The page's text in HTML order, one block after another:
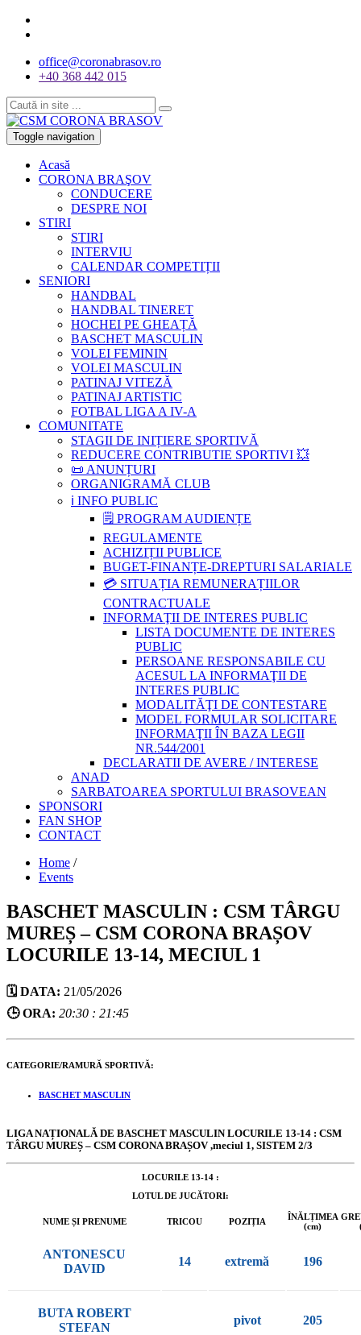
office@coronabrasov.ro
+40 368 442 015
Toggle navigation
Acasă
CORONA BRAŞOV
CONDUCERE
DESPRE NOI
STIRI
STIRI
INTERVIU
CALENDAR COMPETIȚII
SENIORI
HANDBAL
HANDBAL TINERET
HOCHEI PE GHEAȚĂ
BASCHET MASCULIN
VOLEI FEMININ
VOLEI MASCULIN
PATINAJ VITEZĂ
PATINAJ ARTISTIC
FOTBAL LIGA A IV-A
COMUNITATE
STAGII DE INIȚIERE SPORTIVĂ
REDUCERE CONTRIBUTIE SPORTIVI 💥
📜 ANUNȚURI
ORGANIGRAMĂ CLUB
ℹ️ INFO PUBLIC
🗒 PROGRAM AUDIENȚE
REGULAMENTE
ACHIZIȚII PUBLICE
BUGET-FINANȚE-DREPTURI SALARIALE
💳 SITUAȚIA REMUNERAȚIILOR
CONTRACTUALE
INFORMAŢII DE INTERES PUBLIC
LISTA DOCUMENTE DE INTERES
PUBLIC
PERSOANE RESPONSABILE CU
ACESUL LA INFORMAŢII DE
INTERES PUBLIC
MODALITĂŢI DE CONTESTARE
MODEL FORMULAR SOLICITARE
INFORMAŢII ÎN BAZA LEGII
NR.544/2001
DECLARATII DE AVERE / INTERESE
ANAD
SARBATOAREA SPORTULUI BRASOVEAN
SPONSORI
FAN SHOP
CONTACT
Home /
Events
BASCHET MASCULIN : CSM TÂRGU
MUREȘ – CSM CORONA BRAȘOV
LOCURILE 13-14, MECIUL 1
🗓️ DATA: 21/05/2026
🕒 ORA: 20:30 : 21:45
CATEGORIE/RAMURĂ SPORTIVĂ:
BASCHET MASCULIN
LIGA NAȚIONALĂ DE BASCHET MASCULIN LOCURILE 13-14 : CSM
TÂRGU MUREȘ – CSM CORONA BRAȘOV ,meciul 1, SISTEM 2/3
LOCURILE 13-14 :
LOTUL DE JUCĂTORI:
NUME ȘI PRENUME TRICOU POZIȚIA
ÎNĂLȚIMEA
(cm)
ANTONESCU
DAVID
14 extremă 196
BUTA ROBERT
STEFAN
pivot 205